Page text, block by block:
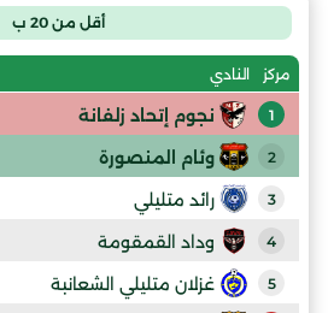
أقل من 20 ب
مركز النادي
1 نجوم إتحاد زلفانة
2 وئام المنصورة
3 رائد متليلي
4 وداد القمقومة
5 غزلان متليلي الشعانبة